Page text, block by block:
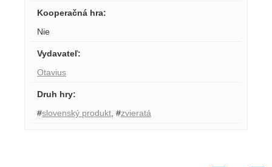
Kooperačná hra:
Nie
Vydavateľ:
Otavius
Druh hry:
#slovenský produkt #zvieratá